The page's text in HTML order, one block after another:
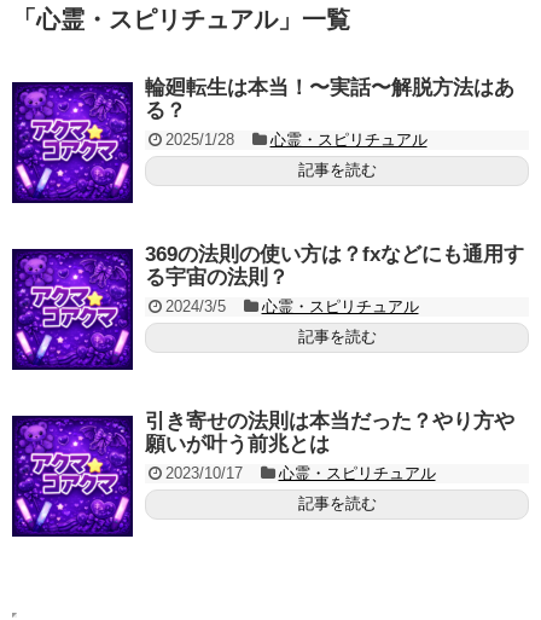
「心霊・スピリチュアル」 一覧
輪廻転生は本当！〜実話〜解脱方法はあ
る？
2025/1/28
心霊・スピリチュアル
記事を読む
369の法則の使い方は？fxなどにも通用す
る宇宙の法則？
2024/3/5
心霊・スピリチュアル
記事を読む
引き寄せの法則は本当だった？やり方や
願いが叶う前兆とは
2023/10/17
心霊・スピリチュアル
記事を読む